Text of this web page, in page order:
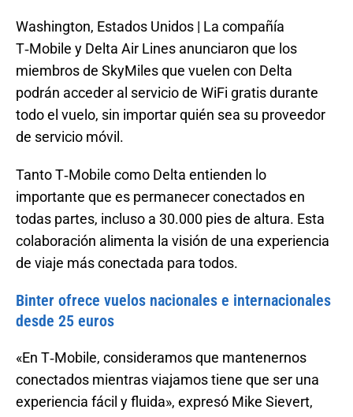
Washington, Estados Unidos | La compañía
T‑Mobile y Delta Air Lines anunciaron que los
miembros de SkyMiles que vuelen con Delta
podrán acceder al servicio de WiFi gratis durante
todo el vuelo, sin importar quién sea su proveedor
de servicio móvil.
Tanto T‑Mobile como Delta entienden lo
importante que es permanecer conectados en
todas partes, incluso a 30.000 pies de altura. Esta
colaboración alimenta la visión de una experiencia
de viaje más conectada para todos.
Binter ofrece vuelos nacionales e internacionales
desde 25 euros
«En T‑Mobile, consideramos que mantenernos
conectados mientras viajamos tiene que ser una
experiencia fácil y fluida», expresó Mike Sievert,